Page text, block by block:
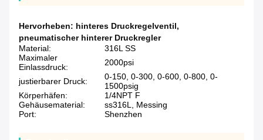
Hervorheben: hinteres Druckregelventil,
pneumatischer hinterer Druckregler
Material:
316L SS
Maximaler
Einlassdruck:
2000psi
justierbarer Druck:
0-150, 0-300, 0-600, 0-800, 0-
1500psig
Körperhäfen:
1/4NPT F
Gehäusematerial:
ss316L, Messing
Port:
Shenzhen